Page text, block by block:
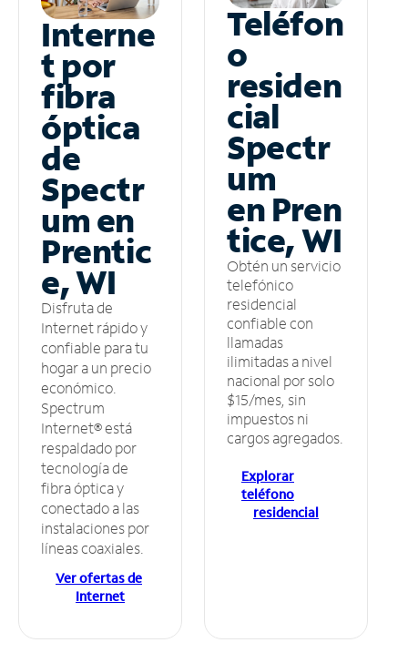
Interne
t por
fibra
óptica
de
Spectr
um en
Prentic
e, WI
Disfruta de
Internet rápido y
confiable para tu
hogar a un precio
económico.
Spectrum
Internet® está
respaldado por
tecnología de
fibra óptica y
conectado a las
instalaciones por
líneas coaxiales.
Ver ofertas de
Internet
Teléfon
o
residen
cial
Spectr
um
en Pren
tice, WI
Obtén un servicio
telefónico
residencial
confiable con
llamadas
ilimitadas a nivel
nacional por solo
$15/mes, sin
impuestos ni
cargos agregados.
Explorar
teléfono
residencial